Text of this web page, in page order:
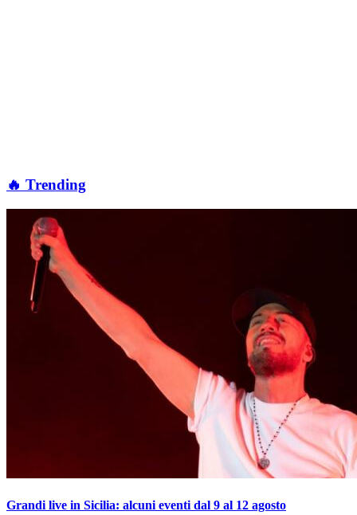
🔥 Trending
Grandi live in Sicilia: alcuni eventi dal 9 al 12 agosto